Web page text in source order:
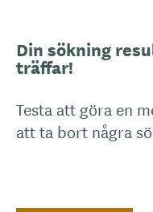
Din sökning
träffar!
Testa att göra en
att ta bort några